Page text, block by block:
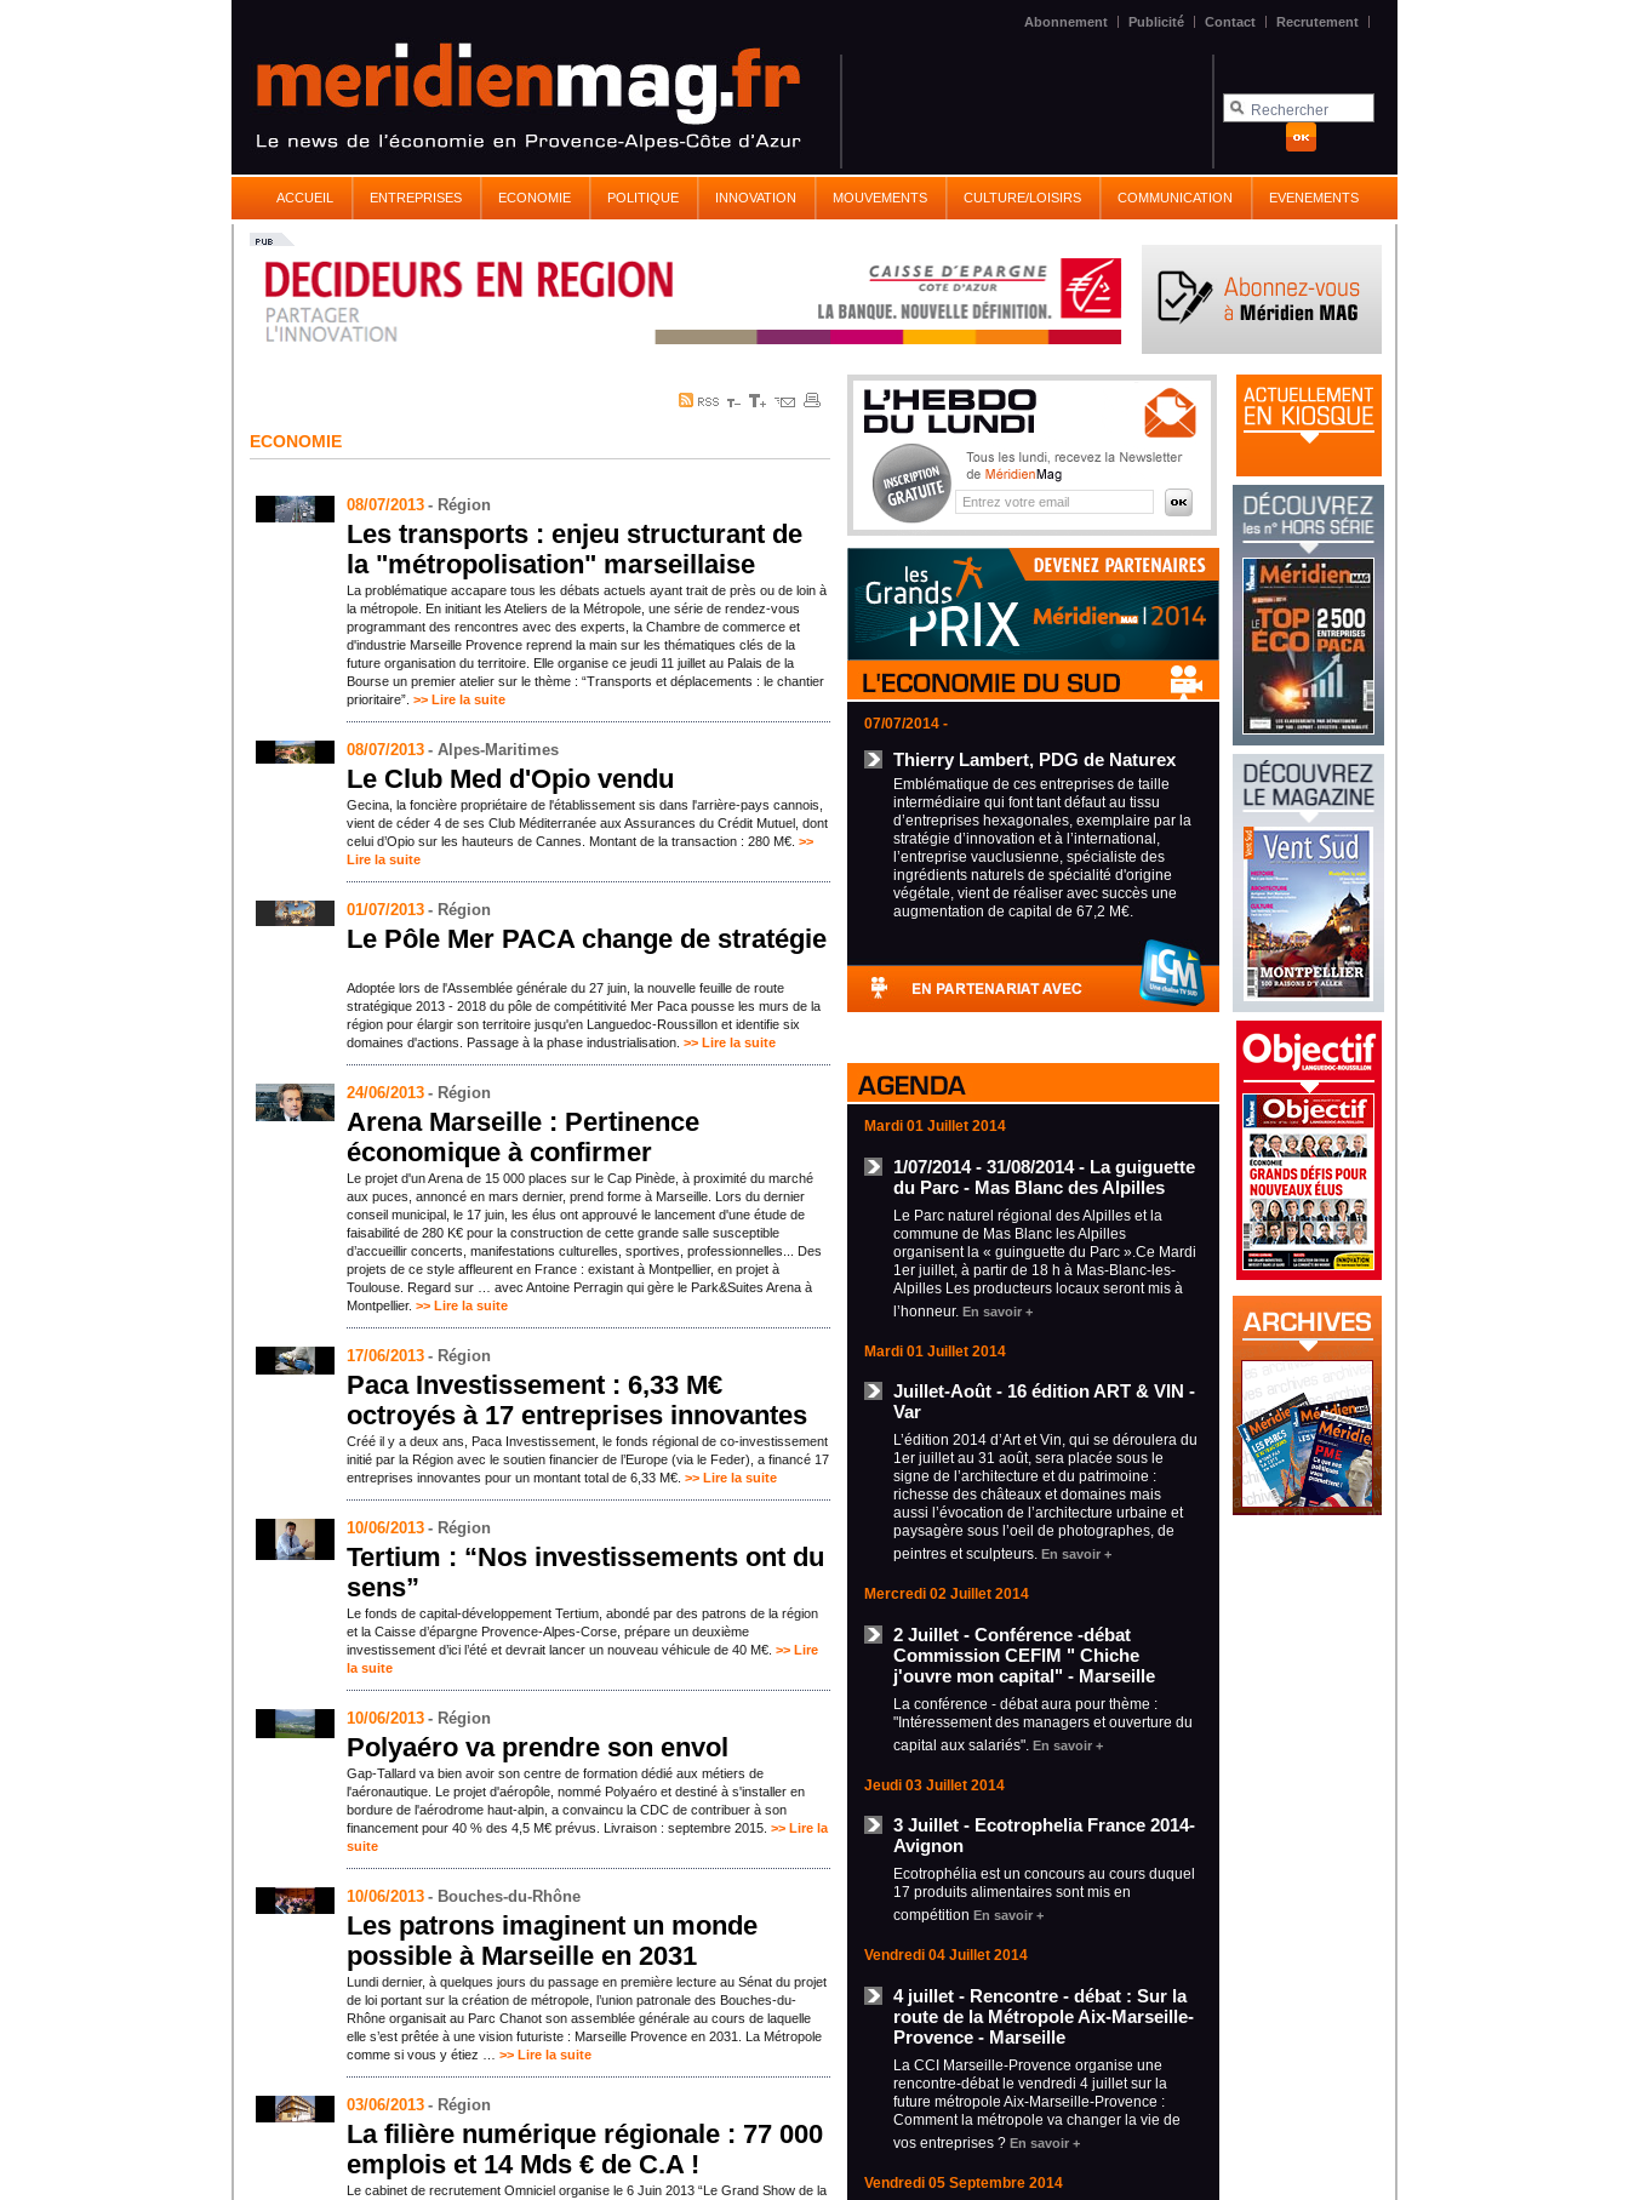
Abonnement | Publicité | Contact | Recrutement |
ACCUEIL ENTREPRISES ECONOMIE POLITIQUE INNOVATION MOUVEMENTS CULTURE/LOISIRS COMMUNICATION EVENEMENTS
ECONOMIE
08/07/2013 - Région
Les transports : enjeu structurant de
la "métropolisation" marseillaise
La problématique accapare tous les débats actuels ayant trait de près ou de loin à
la métropole. En initiant les Ateliers de la Métropole, une série de rendez-vous
programmant des rencontres avec des experts, la Chambre de commerce et
d'industrie Marseille Provence reprend la main sur les thématiques clés de la
future organisation du territoire. Elle organise ce jeudi 11 juillet au Palais de la
Bourse un premier atelier sur le thème : “Transports et déplacements : le chantier
prioritaire”. >> Lire la suite
08/07/2013 - Alpes-Maritimes
Le Club Med d'Opio vendu
Gecina, la foncière propriétaire de l'établissement sis dans l'arrière-pays cannois,
vient de céder 4 de ses Club Méditerranée aux Assurances du Crédit Mutuel, dont
celui d’Opio sur les hauteurs de Cannes. Montant de la transaction : 280 M€. >>
Lire la suite
01/07/2013 - Région
Le Pôle Mer PACA change de stratégie
Adoptée lors de l'Assemblée générale du 27 juin, la nouvelle feuille de route
stratégique 2013 - 2018 du pôle de compétitivité Mer Paca pousse les murs de la
région pour élargir son territoire jusqu'en Languedoc-Roussillon et identifie six
domaines d'actions. Passage à la phase industrialisation. >> Lire la suite
24/06/2013 - Région
Arena Marseille : Pertinence
économique à confirmer
Le projet d'un Arena de 15 000 places sur le Cap Pinède, à proximité du marché
aux puces, annoncé en mars dernier, prend forme à Marseille. Lors du dernier
conseil municipal, le 17 juin, les élus ont approuvé le lancement d'une étude de
faisabilité de 280 K€ pour la construction de cette grande salle susceptible
d’accueillir concerts, manifestations culturelles, sportives, professionnelles... Des
projets de ce style affleurent en France : existant à Montpellier, en projet à
Toulouse. Regard sur … avec Antoine Perragin qui gère le Park&Suites Arena à
Montpellier. >> Lire la suite
17/06/2013 - Région
Paca Investissement : 6,33 M€
octroyés à 17 entreprises innovantes
Créé il y a deux ans, Paca Investissement, le fonds régional de co-investissement
initié par la Région avec le soutien financier de l’Europe (via le Feder), a financé 17
entreprises innovantes pour un montant total de 6,33 M€. >> Lire la suite
10/06/2013 - Région
Tertium : “Nos investissements ont du
sens”
Le fonds de capital-développement Tertium, abondé par des patrons de la région
et la Caisse d’épargne Provence-Alpes-Corse, prépare un deuxième
investissement d’ici l’été et devrait lancer un nouveau véhicule de 40 M€. >> Lire
la suite
10/06/2013 - Région
Polyaéro va prendre son envol
Gap-Tallard va bien avoir son centre de formation dédié aux métiers de
l'aéronautique. Le projet d'aéropôle, nommé Polyaéro et destiné à s'installer en
bordure de l'aérodrome haut-alpin, a convaincu la CDC de contribuer à son
financement pour 40 % des 4,5 M€ prévus. Livraison : septembre 2015. >> Lire la
suite
10/06/2013 - Bouches-du-Rhône
Les patrons imaginent un monde
possible à Marseille en 2031
Lundi dernier, à quelques jours du passage en première lecture au Sénat du projet
de loi portant sur la création de métropole, l’union patronale des Bouches-du-
Rhône organisait au Parc Chanot son assemblée générale au cours de laquelle
elle s’est prêtée à une vision futuriste : Marseille Provence en 2031. La Métropole
comme si vous y étiez … >> Lire la suite
03/06/2013 - Région
La filière numérique régionale : 77 000
emplois et 14 Mds € de C.A !
Le cabinet de recrutement Omniciel organise le 6 Juin 2013 “Le Grand Show de la
07/07/2014 -
Thierry Lambert, PDG de Naturex
Emblématique de ces entreprises de taille
intermédiaire qui font tant défaut au tissu
d’entreprises hexagonales, exemplaire par la
stratégie d’innovation et à l’international,
l’entreprise vauclusienne, spécialiste des
ingrédients naturels de spécialité d'origine
végétale, vient de réaliser avec succès une
augmentation de capital de 67,2 M€.
Mardi 01 Juillet 2014
1/07/2014 - 31/08/2014 - La guiguette
du Parc - Mas Blanc des Alpilles
Le Parc naturel régional des Alpilles et la
commune de Mas Blanc les Alpilles
organisent la « guinguette du Parc ».Ce Mardi
1er juillet, à partir de 18 h à Mas-Blanc-les-
Alpilles Les producteurs locaux seront mis à
l’honneur. En savoir +
Mardi 01 Juillet 2014
Juillet-Août - 16 édition ART & VIN -
Var
L’édition 2014 d’Art et Vin, qui se déroulera du
1er juillet au 31 août, sera placée sous le
signe de l’architecture et du patrimoine :
richesse des châteaux et domaines mais
aussi l’évocation de l’architecture urbaine et
paysagère sous l’oeil de photographes, de
peintres et sculpteurs. En savoir +
Mercredi 02 Juillet 2014
2 Juillet - Conférence -débat
Commission CEFIM " Chiche
j'ouvre mon capital" - Marseille
La conférence - débat aura pour thème :
"Intéressement des managers et ouverture du
capital aux salariés". En savoir +
Jeudi 03 Juillet 2014
3 Juillet - Ecotrophelia France 2014-
Avignon
Ecotrophélia est un concours au cours duquel
17 produits alimentaires sont mis en
compétition En savoir +
Vendredi 04 Juillet 2014
4 juillet - Rencontre - débat : Sur la
route de la Métropole Aix-Marseille-
Provence - Marseille
La CCI Marseille-Provence organise une
rencontre-débat le vendredi 4 juillet sur la
future métropole Aix-Marseille-Provence :
Comment la métropole va changer la vie de
vos entreprises ? En savoir +
Vendredi 05 Septembre 2014